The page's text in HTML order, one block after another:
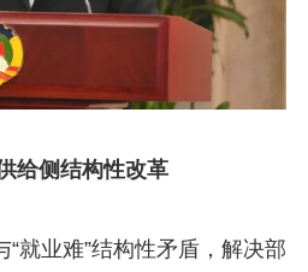
给侧结构性改革
“就业难”结构性矛盾，解决部